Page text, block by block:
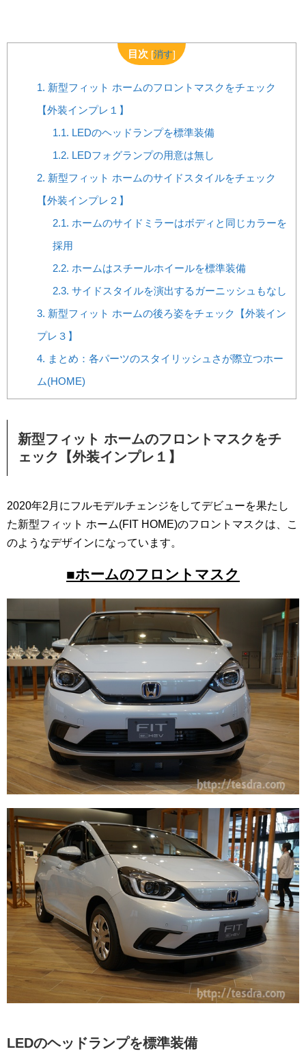
目次 [消す]
1. 新型フィット ホームのフロントマスクをチェック
【外装インプレ１】
1.1. LEDのヘッドランプを標準装備
1.2. LEDフォグランプの用意は無し
2. 新型フィット ホームのサイドスタイルをチェック
【外装インプレ２】
2.1. ホームのサイドミラーはボディと同じカラーを
採用
2.2. ホームはスチールホイールを標準装備
2.3. サイドスタイルを演出するガーニッシュもなし
3. 新型フィット ホームの後ろ姿をチェック【外装イン
プレ３】
4. まとめ：各パーツのスタイリッシュさが際立つホー
ム(HOME)
新型フィット ホームのフロントマスクをチ
ェック【外装インプレ１】
2020年2月にフルモデルチェンジをしてデビューを果たし
た新型フィット ホーム(FIT HOME)のフロントマスクは、こ
のようなデザインになっています。
■ホームのフロントマスク
LEDのヘッドランプを標準装備